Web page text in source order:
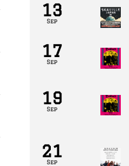
13
Sep
17
Sep
19
Sep
21
Sep